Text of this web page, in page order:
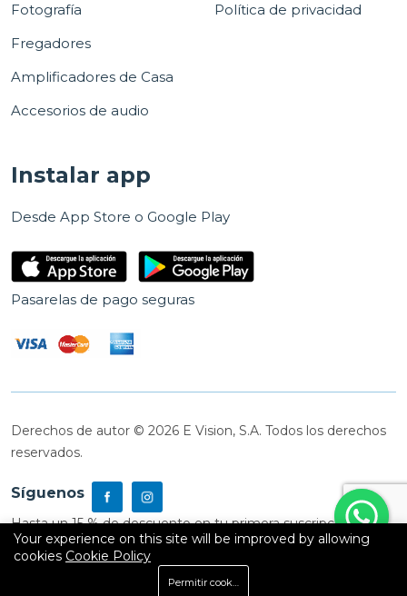
Fotografía
Fregadores
Amplificadores de Casa
Accesorios de audio
Política de privacidad
Instalar app
Desde App Store o Google Play
Pasarelas de pago seguras
Derechos de autor © 2026 E Vision, S.A. Todos los derechos
reservados.
Síguenos
Hasta un 15 % de descuento en tu primera suscripción
Carrito
Your experience on this site will be improved by allowing
cookies Cookie Policy
Permitir cookies